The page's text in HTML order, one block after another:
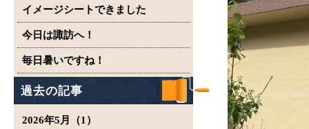
イメージシートできました
今日は諏訪へ！
毎日暑いですね！
過去の記事
2026年5月（1）